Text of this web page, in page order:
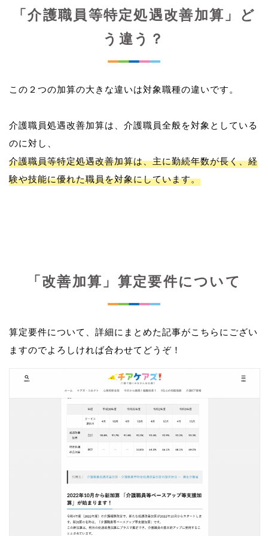
「介護職員等特定処遇改善加算」ど
う違う？
この２つの加算の大きな違いは対象職種の違いです。
介護職員処遇改善加算は、介護職員全般を対象としている
介護職員等特定処遇改善加算は、主に勤続年数が長く、経
験や技能に優れた職員を対象にしています。
「改善加算」算定要件について
算定要件について、詳細にまとめた記事がこちらにござい
ますのでよろしければ合わせてどうぞ！